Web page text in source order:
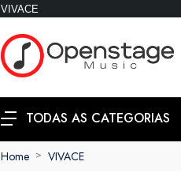
VIVACE
TODAS AS CATEGORIAS
Home VIVACE